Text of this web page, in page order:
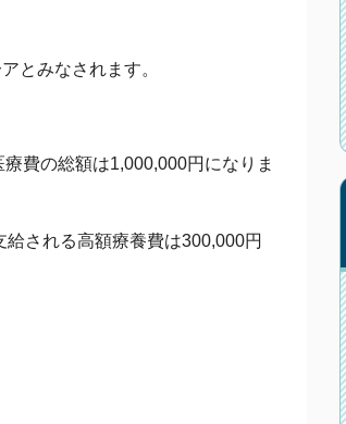
とみなされます。
費の総額は1,000,000円になりま
される高額療養費は300,000円